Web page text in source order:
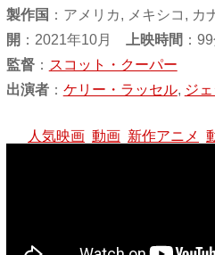
製作国 ： アメリカ, メキシコ , カ
開 ：2021年10月 上映時間 ：
監督： スコット・クーパー
出演者： ケリー・ラッセル, ジ
人気映画 動画 新作アニメ